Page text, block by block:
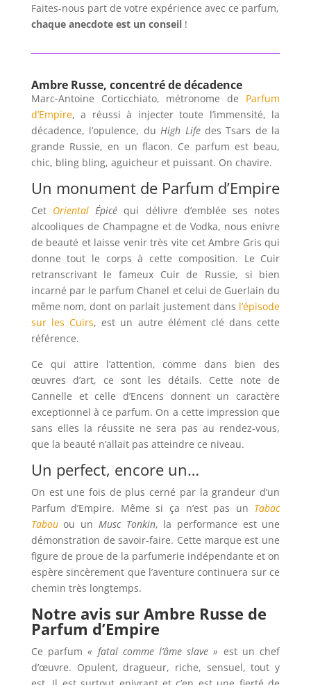
Faites-nous part de votre expérience avec ce parfum,
chaque anecdote est un conseil!
Ambre Russe, concentré de décadence
Marc-Antoine Corticchiato, métronome de Parfum
d’Empire, a réussi à injecter toute l’immensité, la
décadence, l’opulence, duHigh Lifedes Tsars de la
grande Russie, en un flacon. Ce parfum est beau,
chic, bling bling, aguicheur et puissant. On chavire.
Un monument de Parfum d’Empire
Cet Oriental Épicé qui délivre d’emblée ses notes
alcooliques de Champagne et de Vodka, nous enivre
de beauté et laisse venir très vite cet Ambre Gris qui
donne tout le corps à cette composition. Le Cuir
retranscrivant le fameux Cuir de Russie, si bien
incarné par le parfum Chanel et celui de Guerlain du
même nom, dont on parlait justement dans l’épisode
sur les Cuirs, est un autre élément clé dans cette
référence.
Ce qui attire l’attention, comme dans bien des
œuvres d’art, ce sont les détails. Cette note de
Cannelle et celle d’Encens donnent un caractère
exceptionnel à ce parfum. On a cette impression que
sans elles la réussite ne sera pas au rendez-vous,
que la beauté n’allait pas atteindre ce niveau.
Un perfect, encore un…
On est une fois de plus cerné par la grandeur d’un
Parfum d’Empire. Même si ça n’est pas un Tabac
Tabouou un Musc Tonkin, la performance est une
démonstration de savoir-faire. Cette marque est une
figure de proue de la parfumerie indépendante et on
espère sincèrement que l’aventure continuera sur ce
chemin très longtemps.
Notre avis sur Ambre Russe de
Parfum d’Empire
Ce parfum« fatal comme l’âme slave » est un chef
d’œuvre. Opulent, dragueur, riche, sensuel, tout y